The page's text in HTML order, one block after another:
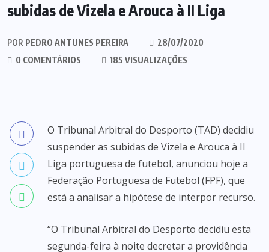
subidas de Vizela e Arouca à II Liga
POR PEDRO ANTUNES PEREIRA
28/07/2020
0 COMENTÁRIOS
185 VISUALIZAÇÕES
O Tribunal Arbitral do Desporto (TAD) decidiu
suspender as subidas de Vizela e Arouca à II
Liga portuguesa de futebol, anunciou hoje a
Federação Portuguesa de Futebol (FPF), que
está a analisar a hipótese de interpor recurso.
“O Tribunal Arbitral do Desporto decidiu esta
segunda-feira à noite decretar a providência